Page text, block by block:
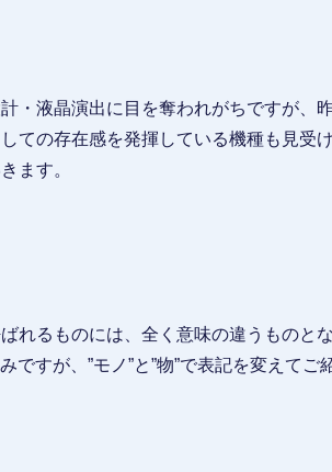
・液晶演出に目を奪われがちですが、
ての存在感を発揮している機種も見受
ます。
れるものには、全く意味の違うものと
ですが、”モノ”と”物”で表記を変えてご